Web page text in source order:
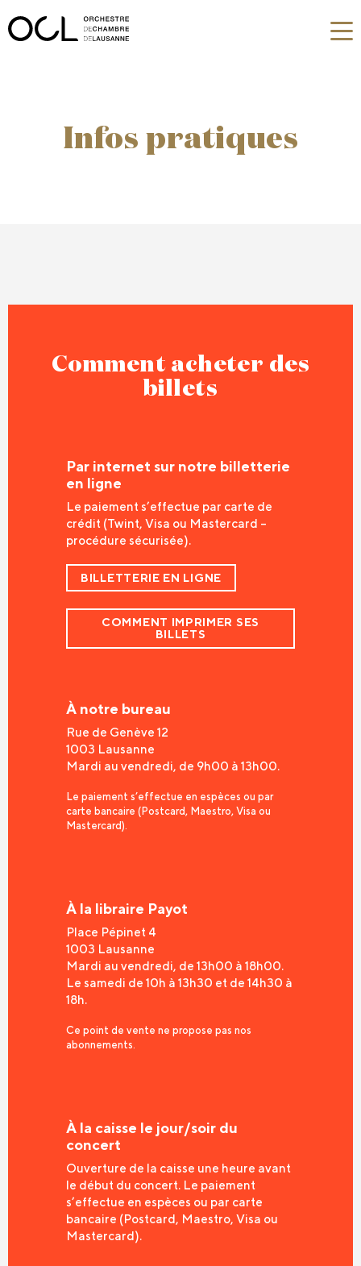
Infos pratiques
Comment acheter des
billets
Par internet sur notre billetterie
en ligne
Le paiement s’effectue par carte de
crédit (Twint, Visa ou Mastercard –
procédure sécurisée).
BILLETTERIE EN LIGNE
COMMENT IMPRIMER SES
BILLETS
À notre bureau
Rue de Genève 12
1003 Lausanne
Mardi au vendredi, de 9h00 à 13h00.
Le paiement s’effectue en espèces ou par
carte bancaire (Postcard, Maestro, Visa ou
Mastercard).
À la libraire Payot
Place Pépinet 4
1003 Lausanne
Mardi au vendredi, de 13h00 à 18h00.
Le samedi de 10h à 13h30 et de 14h30 à
18h.
Ce point de vente ne propose pas nos
abonnements.
À la caisse le jour/soir du
concert
Ouverture de la caisse une heure avant
le début du concert. Le paiement
s’effectue en espèces ou par carte
bancaire (Postcard, Maestro, Visa ou
Mastercard).